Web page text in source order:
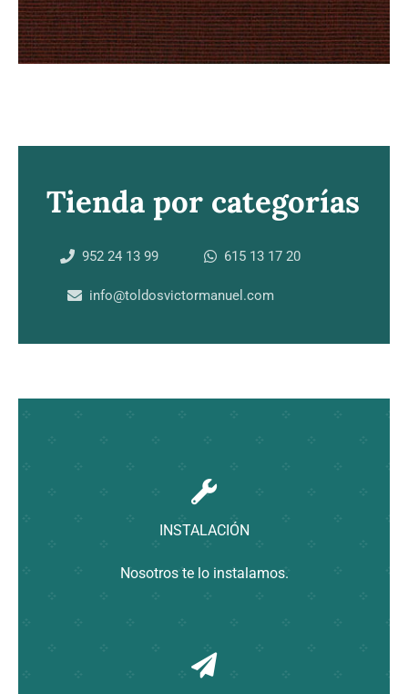
Tienda por categorías
952 24 13 99 615 13 17 20
info@toldosvictormanuel.com
INSTALACIÓN
Nosotros te lo instalamos.